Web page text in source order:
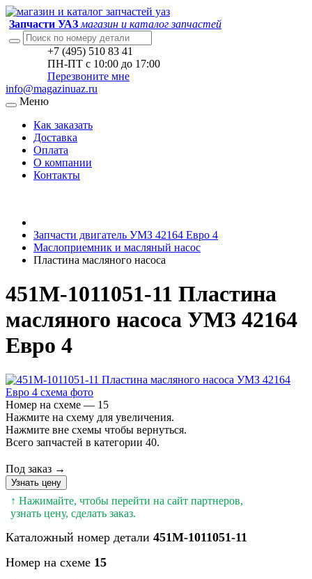
Запчасти УАЗ магазин и каталог запчастей
+7 (495) 510 83 41
ПН-ПТ с 10:00 до 17:00
Перезвоните мне
info@magazinuaz.ru
Меню
Как заказать
Доставка
Оплата
О компании
Контакты
Запчасти двигатель УМЗ 42164 Евро 4
Маслоприемник и масляный насос
Пластина масляного насоса
451М-1011051-11 Пластина
масляного насоса УМЗ 42164
Евро 4
Номер на схеме — 15
Нажмите на схему для увеличения.
Нажмите вне схемы чтобы вернуться.
Всего запчастей в категории 40.
Под заказ →
Узнать цену
↑ Нажимайте, чтобы перейти на сайт партнеров,
узнать цену, сделать заказ.
Каталожный номер детали 451М-1011051-11
Номер на схеме 15